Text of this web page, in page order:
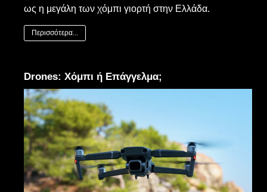
ως η μεγάλη των χόμπι γιορτή στην Ελλάδα.
Περισσότερα...
Drones: Χόμπι ή Επάγγελμα;